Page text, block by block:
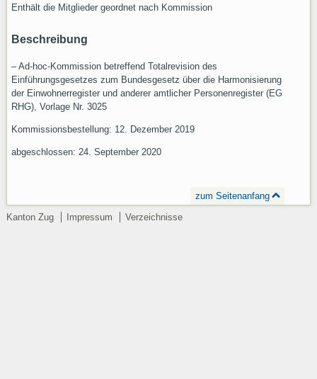
Enthält die Mitglieder geordnet nach Kommission
Beschreibung
– Ad-hoc-Kommission betreffend Totalrevision des
Einführungsgesetzes zum Bundesgesetz über die Harmonisierung
der Einwohnerregister und anderer amtlicher Personenregister (EG
RHG), Vorlage Nr. 3025
Kommissionsbestellung: 12. Dezember 2019
abgeschlossen: 24. September 2020
zum Seitenanfang
Kanton Zug
Impressum Verzeichnisse